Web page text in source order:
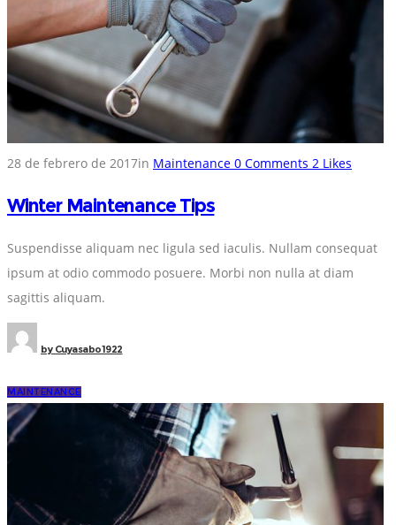
28 de febrero de 2017in Maintenance 0 Comments 2 Likes
Winter Maintenance Tips
Suspendisse aliquam nec ligula sed iaculis. Nullam consequat
ipsum at odio commodo posuere. Morbi non nulla at diam
sagittis aliquam.
byCuyasabo1922
MAINTENANCE